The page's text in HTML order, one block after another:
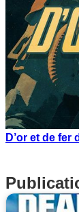
D’or et de fer